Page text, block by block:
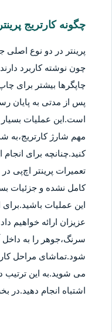
چگونه کارتریج
پرینتر در دو نوع اصلی
چون نوشته کاربرد
چاپگرها بیشتر برای
پس از مدتی به پایان
است.این عملیات
مهم شارژ کارتریج،به
کنید.چنانچه برای
تعمیرات پرینتر اچ‌پی
کامل نشده و جزئیات
این عملیات
عزیزان ارائه خواهیم
سرنگ،جوهر را به
شود.تماشای مراحل
می شوید.به این ترتیب
اشتباه انجام دهید.در